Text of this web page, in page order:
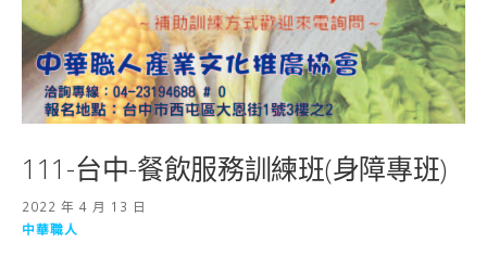
111-台中-餐飲服務訓練班(身障專班)
2022 年 4 月 13 日
中華職人